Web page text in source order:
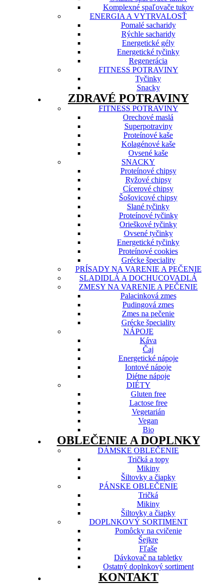
Komplexné spaľovače tukov
ENERGIA A VYTRVALOSŤ
Pomalé sacharidy
Rýchle sacharidy
Energetické gély
Energetické tyčinky
Regenerácia
FITNESS POTRAVINY
Tyčinky
Snacky
ZDRAVÉ POTRAVINY
FITNESS POTRAVINY
Orechové maslá
Superpotraviny
Proteínové kaše
Kolagénové kaše
Ovsené kaše
SNACKY
Proteínové chipsy
Ryžové chipsy
Cícerové chipsy
Šošovicové chipsy
Slané tyčinky
Proteínové tyčinky
Orieškové tyčinky
Ovsené tyčinky
Energetické tyčinky
Proteínové cookies
Grécke špeciality
PRÍSADY NA VARENIE A PEČENIE
SLADIDLÁ A DOCHUCOVADLÁ
ZMESY NA VARENIE A PEČENIE
Palacinková zmes
Pudingová zmes
Zmes na pečenie
Grécke špeciality
NÁPOJE
Káva
Čaj
Energetické nápoje
Iontové nápoje
Diétne nápoje
DIÉTY
Gluten free
Lactose free
Vegetarián
Vegan
Bio
OBLEČENIE A DOPLNKY
DÁMSKE OBLEČENIE
Tričká a topy
Mikiny
Šiltovky a čiapky
PÁNSKE OBLEČENIE
Tričká
Mikiny
Šiltovky a čiapky
DOPLNKOVÝ SORTIMENT
Pomôcky na cvičenie
Šejkre
Fľaše
Dávkovač na tabletky
Ostatný doplnkový sortiment
KONTAKT